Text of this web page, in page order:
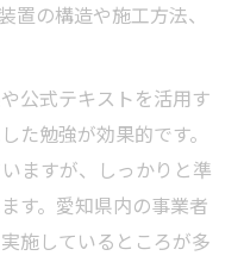
置の構造や施工方法、
公式テキストを活用す
た勉強が効果的です。
ますが、しっかりと準
す。愛知県内の事業者
施しているところが多